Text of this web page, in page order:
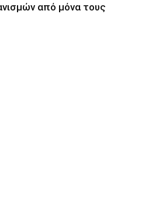
από μόνα τους